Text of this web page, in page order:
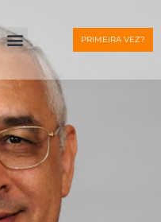
PRIMEIRA VEZ?